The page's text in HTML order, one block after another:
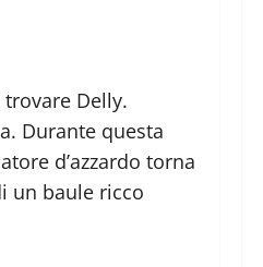
Delly.
Durante questa
d’azzardo torna
un baule ricco